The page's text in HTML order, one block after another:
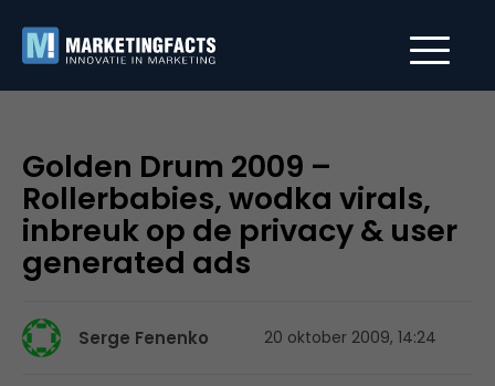
Golden Drum 2009 –
Rollerbabies, wodka virals,
inbreuk op de privacy & user
generated ads
Serge Fenenko 20 oktober 2009, 14:24